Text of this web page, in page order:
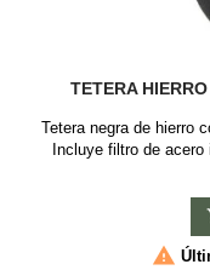
TETERA
Tetera negra de hierro
Incluye filtro de
